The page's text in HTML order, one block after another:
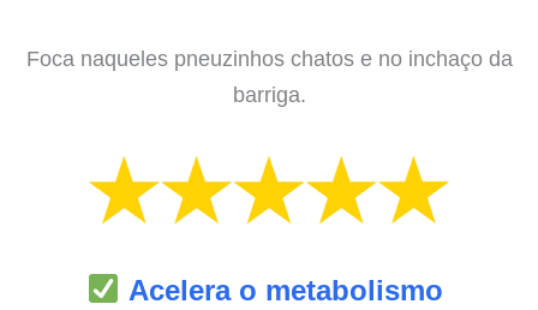
Foca naqueles pneuzinhos chatos e no inchaço da
barriga.
Acelera o metabolismo